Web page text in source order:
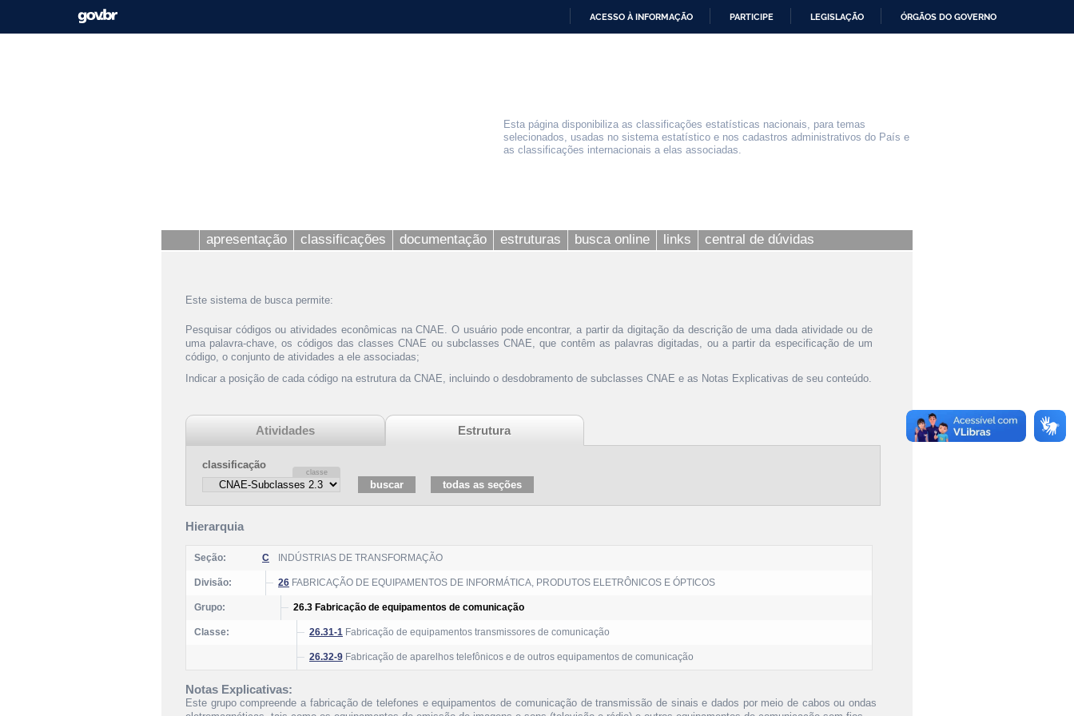
ACESSO À INFORMAÇÃO PARTICIPE LEGISLAÇÃO ÓRGÃOS DO GOVERNO
Esta página disponibiliza as classificações estatísticas nacionais, para temas
selecionados, usadas no sistema estatístico e nos cadastros administrativos do País e
as classificações internacionais a elas associadas.
apresentação classificações documentação estruturas busca online links central de dúvidas
Este sistema de busca permite:
Pesquisar códigos ou atividades econômicas na CNAE. O usuário pode encontrar, a partir da digitação da descrição de uma dada atividade ou de
uma palavra-chave, os códigos das classes CNAE ou subclasses CNAE, que contêm as palavras digitadas, ou a partir da especificação de um
código, o conjunto de atividades a ele associadas;
Indicar a posição de cada código na estrutura da CNAE, incluindo o desdobramento de subclasses CNAE e as Notas Explicativas de seu conteúdo.
Atividades Estrutura
classificação
Hierarquia
Seção: C INDÚSTRIAS DE TRANSFORMAÇÃO
Divisão: 26 FABRICAÇÃO DE EQUIPAMENTOS DE INFORMÁTICA, PRODUTOS ELETRÔNICOS E ÓPTICOS
Grupo: 26.3 Fabricação de equipamentos de comunicação
Classe: 26.31-1 Fabricação de equipamentos transmissores de comunicação
26.32-9 Fabricação de aparelhos telefônicos e de outros equipamentos de comunicação
Notas Explicativas:
Este grupo compreende a fabricação de telefones e equipamentos de comunicação de transmissão de sinais e dados por meio de cabos ou ondas